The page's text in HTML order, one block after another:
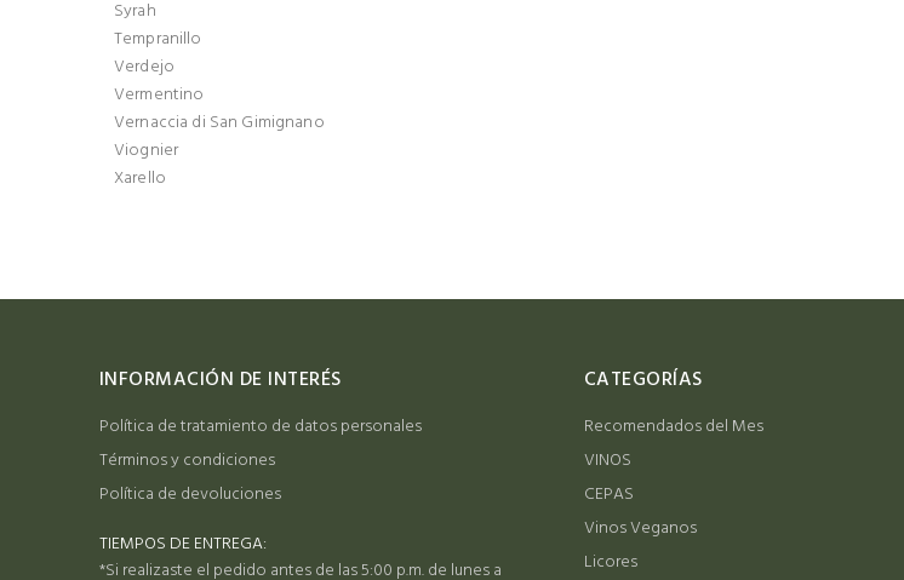
Syrah
Tempranillo
Verdejo
Vermentino
Vernaccia di San Gimignano
Viognier
Xarello
INFORMACIÓN DE INTERÉS
Política de tratamiento de datos personales
Términos y condiciones
Política de devoluciones
TIEMPOS DE ENTREGA:
*Si realizaste el pedido antes de las 5:00 p.m. de lunes a
CATEGORÍAS
Recomendados del Mes
VINOS
CEPAS
Vinos Veganos
Licores